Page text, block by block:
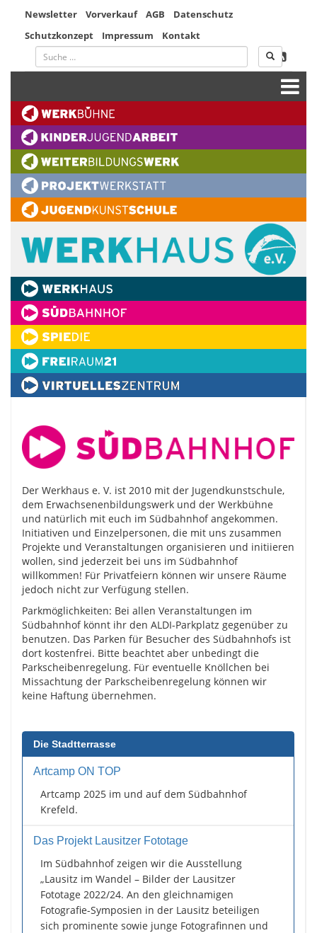
Newsletter Vorverkauf AGB
Datenschutz
Schutzkonzept
Impressum Kontakt
Der Werkhaus e. V. ist 2010 mit der Jugendkunstschule,
dem Erwachsenenbildungswerk und der Werkbühne
und natürlich mit euch im Südbahnhof angekommen.
Initiativen und Einzelpersonen, die mit uns zusammen
Projekte und Veranstaltungen organisieren und initiieren
wollen, sind jederzeit bei uns im Südbahnhof
willkommen! Für Privatfeiern können wir unsere Räume
jedoch nicht zur Verfügung stellen.
Parkmöglichkeiten: Bei allen Veranstaltungen im
Südbahnhof könnt ihr den ALDI-Parkplatz gegenüber zu
benutzen. Das Parken für Besucher des Südbahnhofs ist
dort kostenfrei. Bitte beachtet aber unbedingt die
Parkscheibenregelung. Für eventuelle Knöllchen bei
Missachtung der Parkscheibenregelung können wir
keine Haftung übernehmen.
Die Stadtterrasse
Artcamp ON TOP
Artcamp 2025 im und auf dem Südbahnhof
Krefeld.
Das Projekt Lausitzer Fototage
Im Südbahnhof zeigen wir die Ausstellung
„Lausitz im Wandel – Bilder der Lausitzer
Fototage 2022/24. An den gleichnamigen
Fotografie-Symposien in der Lausitz beteiligen
sich prominente sowie junge Fotografinnen und